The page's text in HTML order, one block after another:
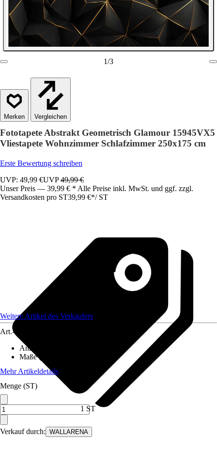
1/3
Vergleichen
Fototapete Abstrakt Geometrisch Glamour 15945VX5
Vliestapete Wohnzimmer Schlafzimmer 250x175 cm
Erste Bewertung schreiben
UVP: 49,99 €UVP49,99 €
Unser Preis — 39,99 € * Alle Preise inkl. MwSt. und ggf. zzgl.
Versandkosten pro ST39,99 €*/ ST
Verkauf durch: WALLARENA
Weitere Artikel des Verkäufers
Art.-Nr.
Anzahl der Teile
Maße (BxH)
Mehr Artikeldetails
Menge (ST)
1 ST